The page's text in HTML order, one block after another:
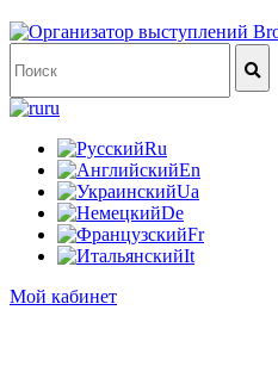
ru
Ru
En
Ua
De
Fr
It
Мой кабинет